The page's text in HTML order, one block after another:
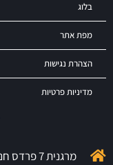
בלוג
מפת אתר
הצהרת נגישות
מדיניות פרטיות
מרגנית 7 פרדס חנה